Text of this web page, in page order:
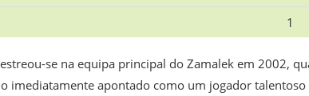
1
se na equipa principal do Zamalek em 2002,
imediatamente apontado como um jogador